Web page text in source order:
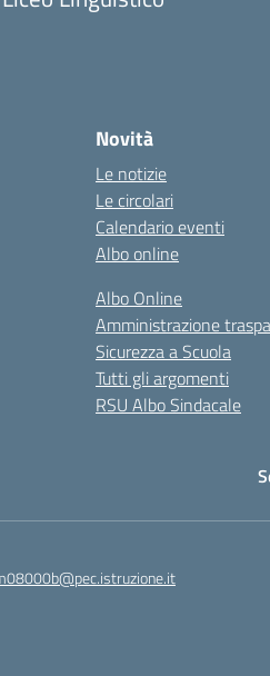
Novità
Le notizie
Le circolari
Calendario eventi
Albo online
Albo Online
Amministrazione
Sicurezza a Scuola
Tutti gli argomenti
RSU Albo Sindacale